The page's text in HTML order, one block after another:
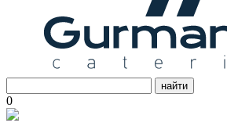
найти
0